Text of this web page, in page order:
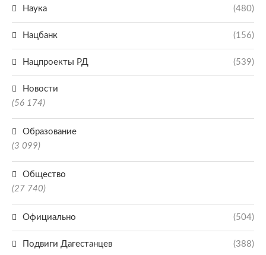
Наука (480)
Нацбанк (156)
Нацпроекты РД (539)
Новости
(56 174)
Образование
(3 099)
Общество
(27 740)
Официально (504)
Подвиги Дагестанцев (388)